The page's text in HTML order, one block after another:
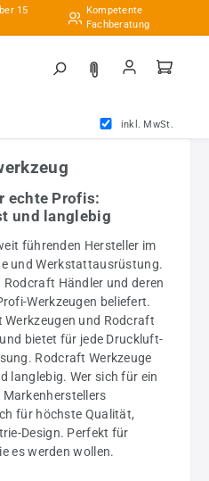
15
Kompetente
Fachberatung
inkl. MwSt.
echte Profis:
und langlebig
führenden Hersteller im
und Werkstattausrüstung.
Händler und deren
Werkzeugen beliefert.
und Rodcraft
bietet für jede Druckluft-
Rodcraft Werkzeuge
langlebig. Wer sich für ein
für höchste Qualität,
Design. Perfekt für
es werden wollen.